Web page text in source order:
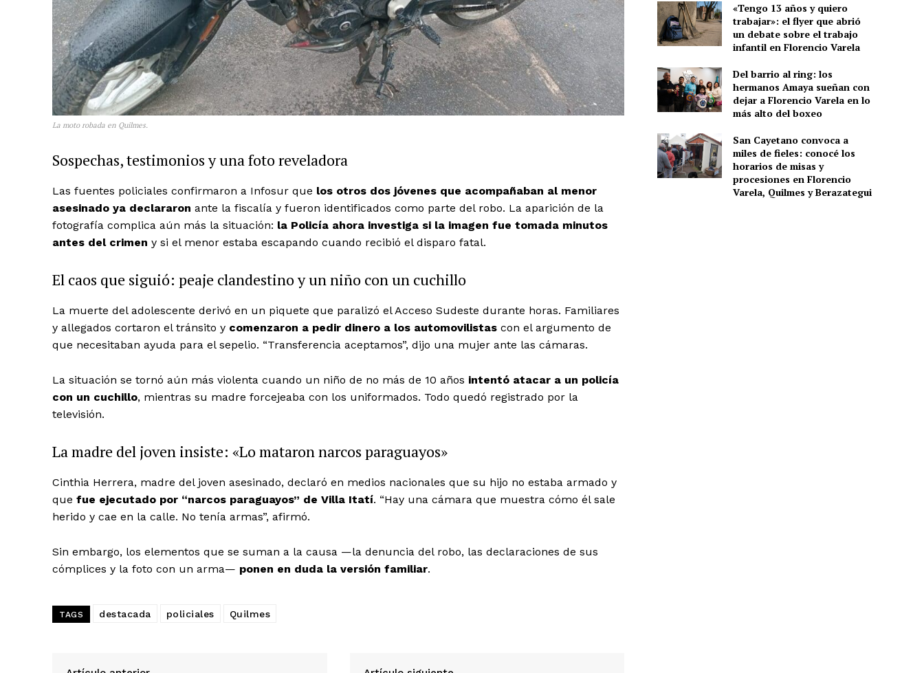
La moto robada en Quilmes.
Sospechas, testimonios y una foto reveladora
Las fuentes policiales confirmaron a Infosur que los otros dos jóvenes que acompañaban al menor
asesinado ya declararon ante la fiscalía y fueron identificados como parte del robo. La aparición de la
fotografía complica aún más la situación: la Policía ahora investiga si la imagen fue tomada minutos
antes del crimen y si el menor estaba escapando cuando recibió el disparo fatal.
El caos que siguió: peaje clandestino y un niño con un cuchillo
La muerte del adolescente derivó en un piquete que paralizó el Acceso Sudeste durante horas. Familiares
y allegados cortaron el tránsito y comenzaron a pedir dinero a los automovilistas con el argumento de
que necesitaban ayuda para el sepelio. “Transferencia aceptamos”, dijo una mujer ante las cámaras.
La situación se tornó aún más violenta cuando un niño de no más de 10 años intentó atacar a un policía
con un cuchillo, mientras su madre forcejeaba con los uniformados. Todo quedó registrado por la
televisión.
La madre del joven insiste: «Lo mataron narcos paraguayos»
Cinthia Herrera, madre del joven asesinado, declaró en medios nacionales que su hijo no estaba armado y
que fue ejecutado por “narcos paraguayos” de Villa Itatí. “Hay una cámara que muestra cómo él sale
herido y cae en la calle. No tenía armas”, afirmó.
Sin embargo, los elementos que se suman a la causa —la denuncia del robo, las declaraciones de sus
cómplices y la foto con un arma— ponen en duda la versión familiar.
TAGS destacada policiales Quilmes
«Tengo 13 años y quiero
trabajar»: el flyer que abrió
un debate sobre el trabajo
infantil en Florencio Varela
Del barrio al ring: los
hermanos Amaya sueñan con
dejar a Florencio Varela en lo
más alto del boxeo
San Cayetano convoca a
miles de fieles: conocé los
horarios de misas y
procesiones en Florencio
Varela, Quilmes y Berazategui